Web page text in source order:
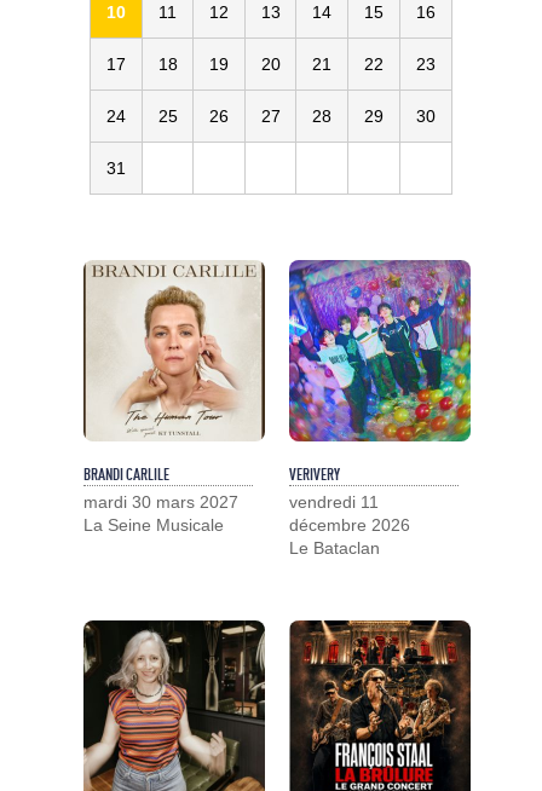
10 11 12 13 14 15 16
17 18 19 20 21 22 23
24 25 26 27 28 29 30
31
BRANDI CARLILE
mardi 30 mars 2027
La Seine Musicale
VERIVERY
vendredi 11
décembre 2026
Le Bataclan